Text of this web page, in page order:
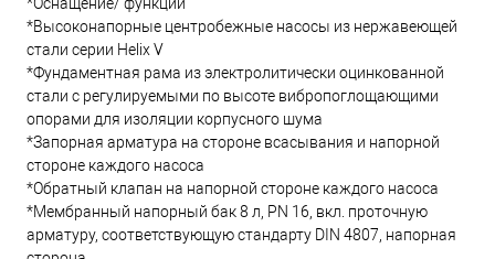
*Оснащение/ функции
*Высоконапорные центробежные насосы из нержавеющей
стали серии Helix V
*Фундаментная рама из электролитически оцинкованной
стали с регулируемыми по высоте вибропоглощающими
опорами для изоляции корпусного шума
*Запорная арматура на стороне всасывания и напорной
стороне каждого насоса
*Обратный клапан на напорной стороне каждого насоса
*Мембранный напорный бак 8 л, PN 16, вкл. проточную
арматуру, соответствующую стандарту DIN 4807, напорная